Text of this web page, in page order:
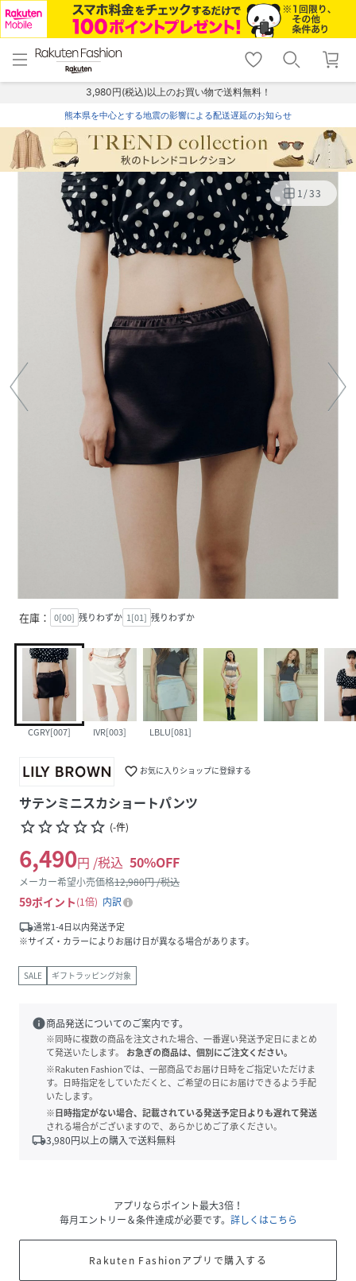
menu home
トップ
shopping_cart lock_outline
ログイン
3,980円(税込)以上のお買い物で送料無料！
熊本県を中心とする地震の影響による配送遅延のお知らせ
1/33
在庫： 0[00] 残りわずか 1[01] 残りわずか
CGRY[007] IVR[003] LBLU[081]
favorite_border お気に入りショップに登録する
サテンミニスカショートパンツ
star_borderstar_borderstar_borderstar_borderstar_border (-件)
6,490円 /税込 50%OFF
メーカー希望小売価格12,980円 /税込
59ポイント 1倍
内訳
local_shipping通常1-4日以内発送予定
※サイズ・カラーによりお届け日が異なる場合があります。
SALE ギフトラッピング対象
info商品発送についてのご案内です。
※同時に複数の商品を注文された場合、一番遅い発送予定日にまとめ
て発送いたします。
お急ぎの商品は、個別にご注文ください。
※Rakuten Fashionでは、一部商品でお届け日時をご指定いただけま
す。日時指定をしていただくと、ご希望の日にお届けできるよう手配
いたします。
※日時指定がない場合、記載されている発送予定日よりも遅れて発送
される場合がございますので、あらかじめご了承ください。
local_shipping3,980円以上の購入で送料無料
アプリならポイント最大3倍！
毎月エントリー＆条件達成が必要です。 詳しくはこちら
Rakuten Fashionアプリで購入する